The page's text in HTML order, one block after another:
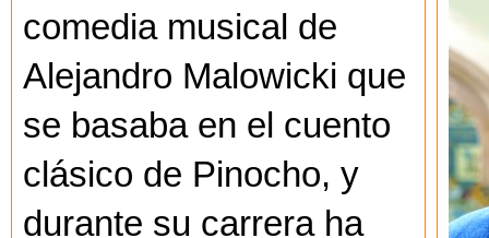
comedia musical de
Alejandro Malowicki que
se basaba en el cuento
clásico de Pinocho, y
durante su carrera ha